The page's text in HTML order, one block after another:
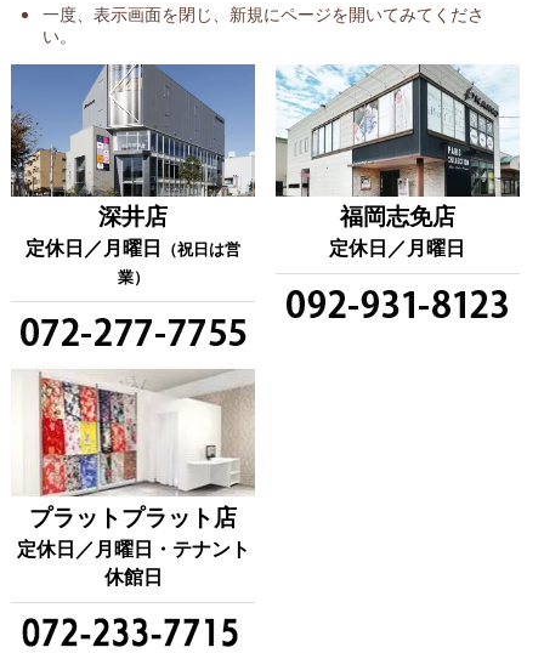
一度、表示画面を閉じ、新規にページを開いてみてくださ
い。
深井店
定休日／月曜日 （祝日は営
業）
福岡志免店
定休日／月曜日
プラットプラット店
定休日／月曜日・テナント
休館日